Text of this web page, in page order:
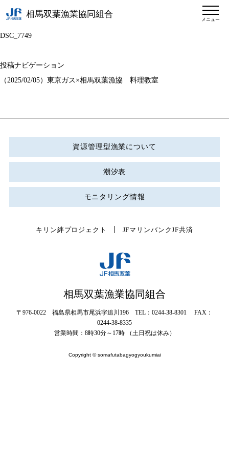
相馬双葉漁業協同組合
メニュー
DSC_7749
投稿ナビゲーション
（2025/02/05）東京ガス×相馬双葉漁協 料理教室
資源管理型漁業について
潮汐表
モニタリング情報
キリン絆プロジェクト JFマリンバンクJF共済
相馬双葉漁業協同組合
〒976-0022 福島県相馬市尾浜字追川196 TEL：0244-38-8301 FAX：
0244-38-8335
営業時間：8時30分～17時 （土日祝は休み）
Copyright © somafutabagyogyoukumiai